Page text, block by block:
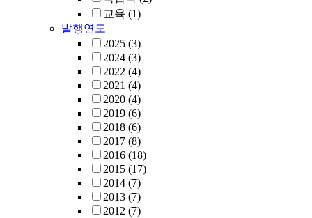
교육 (1)
발행연도
2025 (3)
2024 (3)
2022 (4)
2021 (4)
2020 (4)
2019 (6)
2018 (6)
2017 (8)
2016 (18)
2015 (17)
2014 (7)
2013 (7)
2012 (7)